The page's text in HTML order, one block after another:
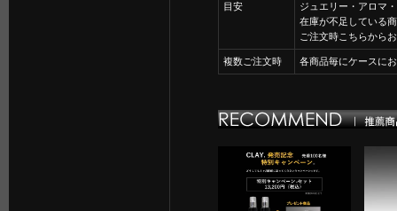
目安
ジュエリー・アロマ
在庫が不足している
ご注文時こちらから
複数ご注文時 各商品毎にケースに